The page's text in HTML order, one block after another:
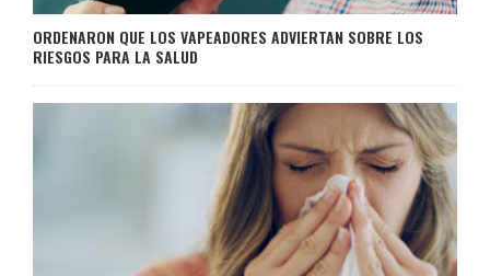
ORDENARON QUE LOS VAPEADORES ADVIERTAN SOBRE LOS
RIESGOS PARA LA SALUD